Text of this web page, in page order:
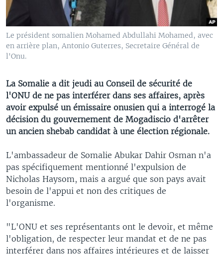
Le président somalien Mohamed Abdullahi Mohamed, avec
en arrière plan, Antonio Guterres, Secretaire Général de
l'Onu.
La Somalie a dit jeudi au Conseil de sécurité de
l'ONU de ne pas interférer dans ses affaires, après
avoir expulsé un émissaire onusien qui a interrogé la
décision du gouvernement de Mogadiscio d'arrêter
un ancien shebab candidat à une élection régionale.
L'ambassadeur de Somalie Abukar Dahir Osman n'a
pas spécifiquement mentionné l'expulsion de
Nicholas Haysom, mais a argué que son pays avait
besoin de l'appui et non des critiques de
l'organisme.
"L'ONU et ses représentants ont le devoir, et même
l'obligation, de respecter leur mandat et de ne pas
interférer dans nos affaires intérieures et de laisser